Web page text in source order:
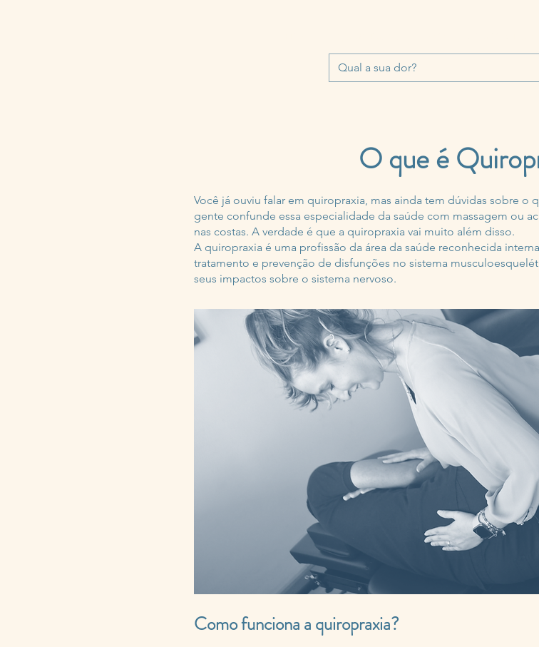
O que é
Você já ouviu falar em quiropraxia, mas ainda tem dúvidas sobre o
gente confunde essa especialidade da saúde com massagem ou
nas costas. A verdade é que a quiropraxia vai muito além disso.
A quiropraxia é uma profissão da área da saúde reconhecida
tratamento e prevenção de disfunções no sistema
seus impactos sobre o sistema nervoso.
Como funciona a quiropraxia?